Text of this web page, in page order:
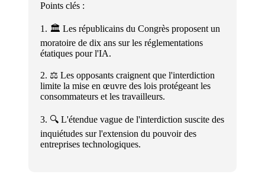
Points clés :
1. 🏛️ Les républicains du Congrès proposent un
moratoire de dix ans sur les réglementations
étatiques pour l'IA.
2. ⚖️ Les opposants craignent que l'interdiction
limite la mise en œuvre des lois protégeant les
consommateurs et les travailleurs.
3. 🔍 L'étendue vague de l'interdiction suscite des
inquiétudes sur l'extension du pouvoir des
entreprises technologiques.